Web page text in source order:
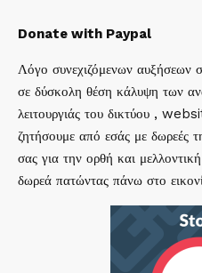
Donate with Paypal
Λόγο συνεχιζόμενων αυξήσεων
σε δύσκολη θέση κάλυψη των
λειτουργιάς του δικτύου ,
ζητήσουμε από εσάς με δωρεές
σας για την ορθή και
δωρεά πατώντας πάνω στο